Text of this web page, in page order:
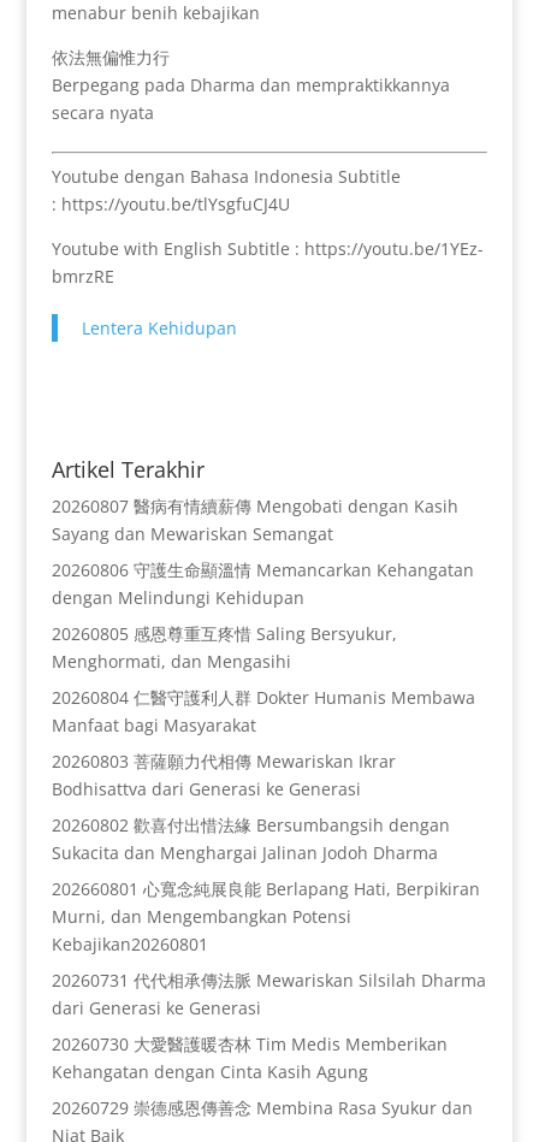
menabur benih kebajikan
依法無偏惟力行
Berpegang pada Dharma dan mempraktikkannya
secara nyata
Youtube dengan Bahasa Indonesia Subtitle
: https://youtu.be/tlYsgfuCJ4U
Youtube with English Subtitle : https://youtu.be/1YEz-
bmrzRE
Lentera Kehidupan
Artikel Terakhir
20260807 醫病有情續薪傳 Mengobati dengan Kasih
Sayang dan Mewariskan Semangat
20260806 守護生命顯溫情 Memancarkan Kehangatan
dengan Melindungi Kehidupan
20260805 感恩尊重互疼惜 Saling Bersyukur,
Menghormati, dan Mengasihi
20260804 仁醫守護利人群 Dokter Humanis Membawa
Manfaat bagi Masyarakat
20260803 菩薩願力代相傳 Mewariskan Ikrar
Bodhisattva dari Generasi ke Generasi
20260802 歡喜付出惜法緣 Bersumbangsih dengan
Sukacita dan Menghargai Jalinan Jodoh Dharma
202660801 心寬念純展良能 Berlapang Hati, Berpikiran
Murni, dan Mengembangkan Potensi
Kebajikan20260801
20260731 代代相承傳法脈 Mewariskan Silsilah Dharma
dari Generasi ke Generasi
20260730 大愛醫護暖杏林 Tim Medis Memberikan
Kehangatan dengan Cinta Kasih Agung
20260729 崇德感恩傳善念 Membina Rasa Syukur dan
Niat Baik